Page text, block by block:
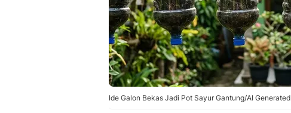
Ide Galon Bekas Jadi Pot Sayur Gantung/AI Generated